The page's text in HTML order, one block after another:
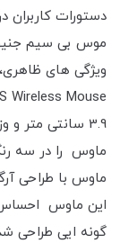
دستورات کاربران
ویژگی های
ماوس را در سه
ماوس با طراحی
این ماوس احساس
گونه ایی طراحی